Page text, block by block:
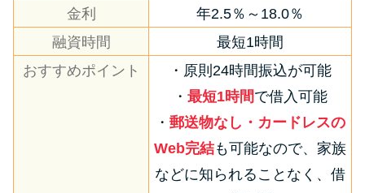
金利
年2.5％～18.0％
融資時間
最短1時間
おすすめポイント
・原則24時間振込が可能
・ 最短1時間で借入可能
・ 郵送物なし・カードレスの
Web完結も可能なので、家族
などに知られることなく、借